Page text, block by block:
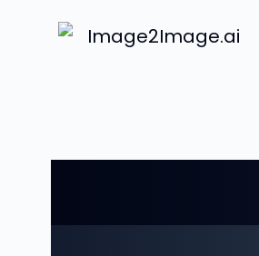
Image2Image.ai
AI 이